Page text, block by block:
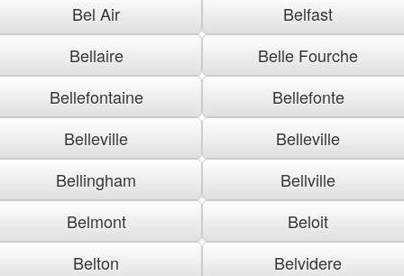
Bel Air
Belfast
Bellaire
Belle Fourche
Bellefontaine
Bellefonte
Belleville
Belleville
Bellingham
Bellville
Belmont
Beloit
Belton
Belvidere